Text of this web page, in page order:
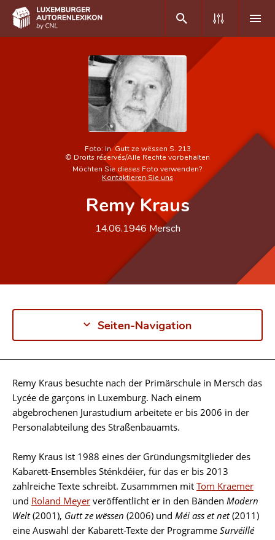
Erweiterte Suche
Häufige Fragen und Antworten
Foto: In. Gutt ze wëssen S. 213
© Droits réservés/Alle Rechte vorbehalten
Möchten Sie dieses Foto verwenden?
Kontaktieren Sie uns
Remy Kraus
14.06.1946 Mersch
Seiten-Navigation
Biographie
Remy Kraus besuchte nach der Primärschule in Mersch das
Lycée de garçons in Luxemburg. Nach einem
abgebrochenen Jurastudium arbeitete er bis 2006 in der
Personalabteilung des Straßenbauamts.
Remy Kraus ist 1988 eines der Gründungsmitglieder des
Kabarett-Ensembles Sténkdéier, für das er bis 2013
zahlreiche Texte schreibt. Zusammmen mit Tom Kraemer
und Roland Meyer veröffentlicht er in den Bänden Modern
Welt(2001), Gutt ze wëssen (2006) und Méi ass et net(2011)
eine Auswahl der Kabarett-Texte der Programme Survéillé